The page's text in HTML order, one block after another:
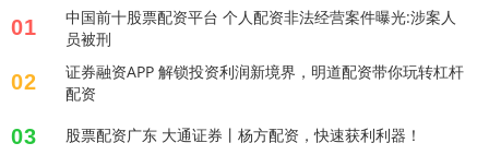
01
中国前十股票配资平台 个人配资非法经营案件曝光:涉案人
员被刑
02
证券融资APP 解锁投资利润新境界，明道配资带你玩转杠杆
配资
03 股票配资广东 大通证券丨杨方配资，快速获利利器！